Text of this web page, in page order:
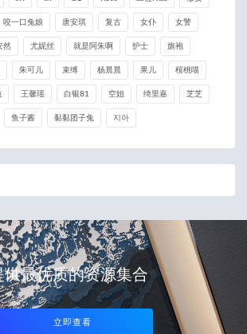
咬一口兔娘 唐安琪 复古 女仆 女警
然 尤妮丝 就是阿朱啊 护士 旗袍
朱可儿 束缚 杨晨晨 果儿 桜桃喵
王馨瑶 白银81 空姐 绮里嘉 芝芝
鱼子酱 黏黏团子兔 지아
供最优质的资源集合
立即查看